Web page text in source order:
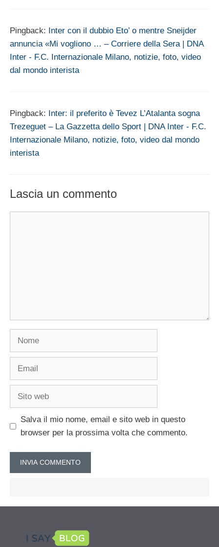
Pingback: Inter con il dubbio Eto’ o mentre Sneijder
annuncia «Mi vogliono … – Corriere della Sera | DNA
Inter - F.C. Internazionale Milano, notizie, foto, video
dal mondo interista
Pingback: Inter: il preferito è Tevez L’Atalanta sogna
Trezeguet – La Gazzetta dello Sport | DNA Inter - F.C.
Internazionale Milano, notizie, foto, video dal mondo
interista
Lascia un commento
Nome
Email
Sito
Salva il mio nome, email e sito web in questo
browser per la prossima volta che commento.